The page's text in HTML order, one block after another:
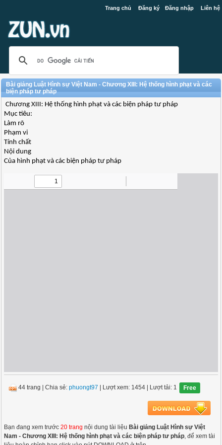
Trang chủ Đăng ký Đăng nhập Liên hệ
Bài giảng Luật Hình sự Việt Nam - Chương XIII: Hệ thống hình phạt và các
biện pháp tư pháp
Chương XIII: Hệ thống hình phạt và các biện pháp tư pháp
Mục tiêu:
Làm rõ
Phạm vi
Tính chất
Nội dung
Của hình phạt và các biện pháp tư pháp
44 trang |Chia sẻ:phuongt97 | Lượt xem: 1454 | Lượt tải: 1 Free
Bạn đang xem trước20 trang nội dung tài liệu Bài giảng Luật Hình sự Việt
Nam - Chương XIII: Hệ thống hình phạt và các biện pháp tư pháp, để xem tài